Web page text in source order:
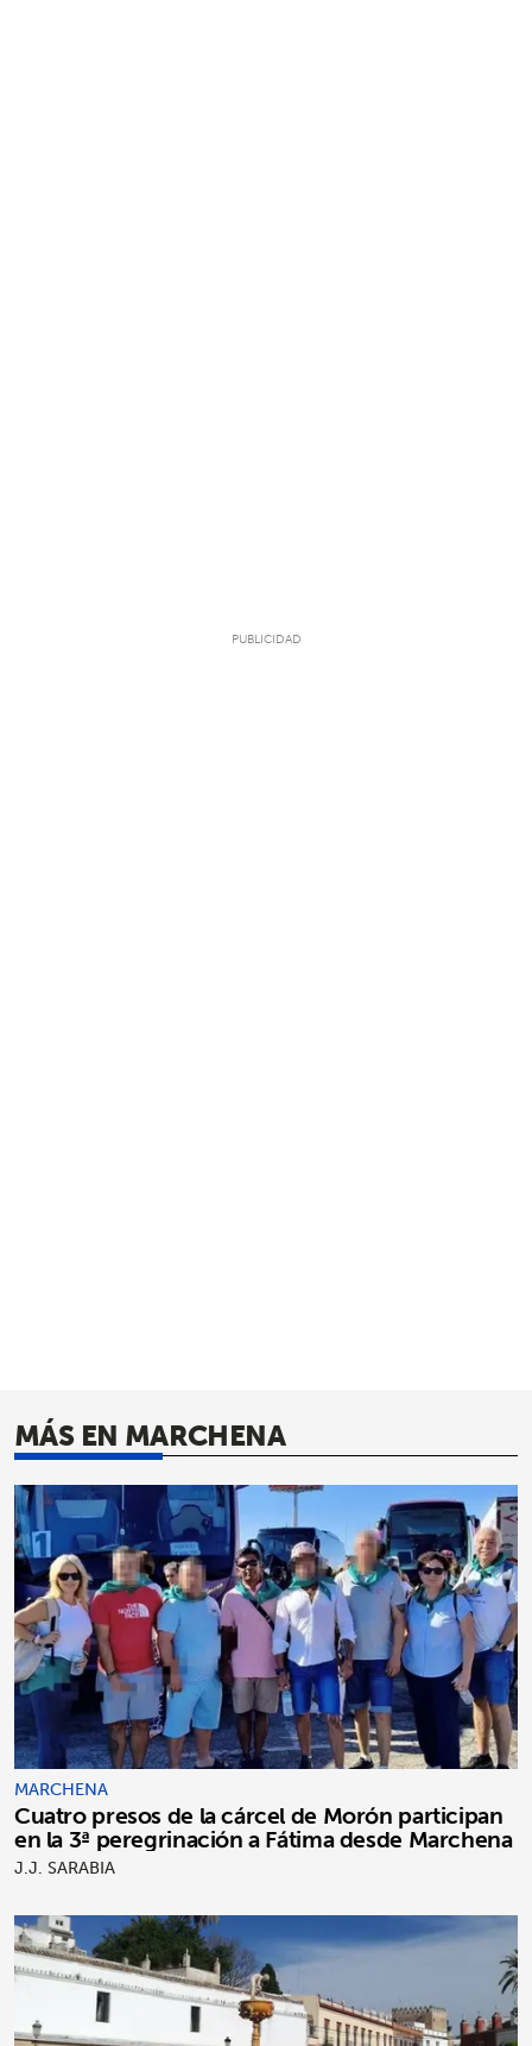
MÁS EN MARCHENA
MARCHENA
Cuatro presos de la cárcel de Morón participan
en la 3ª peregrinación a Fátima desde Marchena
J.J. SARABIA